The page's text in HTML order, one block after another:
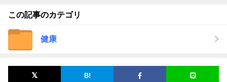
この記事のカテゴリ
健康